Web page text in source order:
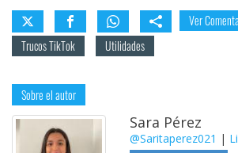
Ver
Trucos TikTok
Utilidades
Sobre el autor
Sara Pérez
@Saritaperez021 |